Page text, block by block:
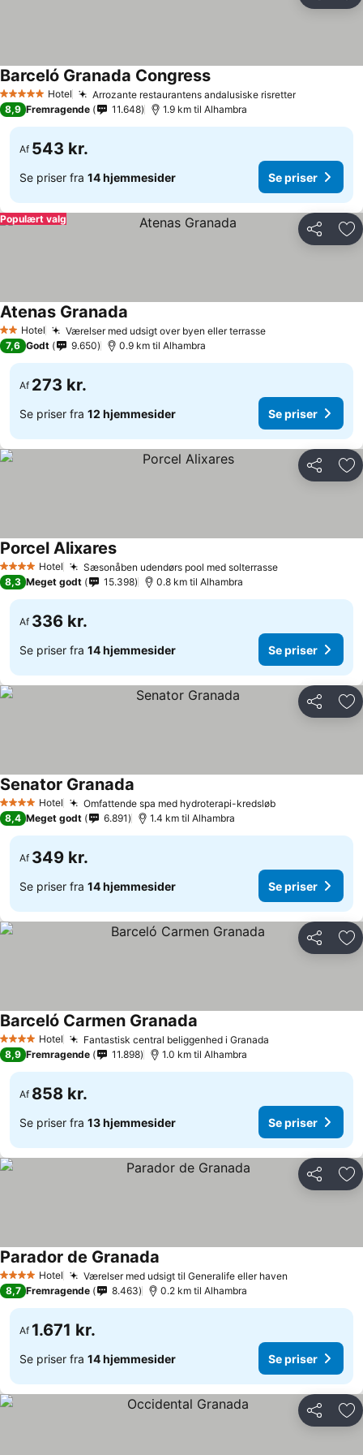
5 Stjerner Hotel Arrozante restaurantens andalusiske risretterSe priser
Barceló Granada CongressSe priser
8,9 Fremragende 11.648 1.9 km til Alhambra
Af 543 kr.
Se priser fra 14 hjemmesider Se priser
Del
Populært valg
2 Stjerner
Hotel Værelser med udsigt over byen eller terrasseSe priser
Atenas Granada
7,6 Godt 9.650 0.9 km til Alhambra
Af 273 kr.
Se priser fra 12 hjemmesider Se priser
Del
4 StjernerHotel Sæsonåben udendørs pool med solterrasseSe priser
Porcel AlixaresSe priser
8,3 Meget godt 15.398 0.8 km til Alhambra
Af 336 kr.
Se priser fra 14 hjemmesider Se priser
Del
4 StjernerHotel Omfattende spa med hydroterapi-kredsløbSe priser
Senator Granada
8,4 Meget godt 6.891 1.4 km til Alhambra
Af 349 kr.
Se priser fra 14 hjemmesider Se priser
Del
4 StjernerHotel Fantastisk central beliggenhed i Granada
Barceló Carmen Granada
8,9 Fremragende 11.898 1.0 km til Alhambra
Af 858 kr.
Se priser fra 13 hjemmesider Se priser
Del
4 StjernerHotel Værelser med udsigt til Generalife eller haven
Parador de Granada
8,7 Fremragende 8.463 0.2 km til Alhambra
Af 1.671 kr.
Se priser fra 14 hjemmesider Se priser
Del